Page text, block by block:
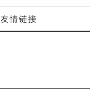
友情链接